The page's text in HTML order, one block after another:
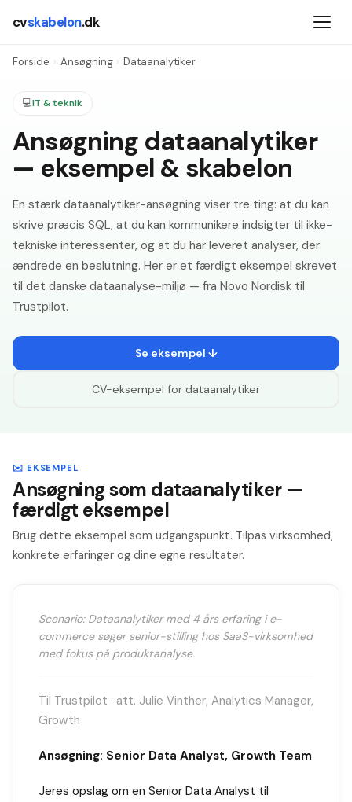
cvskabelon.dk
Forside › Ansøgning › Dataanalytiker
💻IT & teknik
Ansøgning dataanalytiker
— eksempel & skabelon
En stærk dataanalytiker-ansøgning viser tre ting: at du kan
skrive præcis SQL, at du kan kommunikere indsigter til ikke-
tekniske interessenter, og at du har leveret analyser, der
ændrede en beslutning. Her er et færdigt eksempel skrevet
til det danske dataanalyse-miljø — fra Novo Nordisk til
Trustpilot.
Se eksempel ↓
CV-eksempel for dataanalytiker
✉️ EKSEMPEL
Ansøgning som dataanalytiker —
færdigt eksempel
Brug dette eksempel som udgangspunkt. Tilpas virksomhed,
konkrete erfaringer og dine egne resultater.
Scenario: Dataanalytiker med 4 års erfaring i e-
commerce søger senior-stilling hos SaaS-virksomhed
med fokus på produktanalyse.
Til Trustpilot · att. Julie Vinther, Analytics Manager,
Growth
Ansøgning: Senior Data Analyst, Growth Team
Jeres opslag om en Senior Data Analyst til